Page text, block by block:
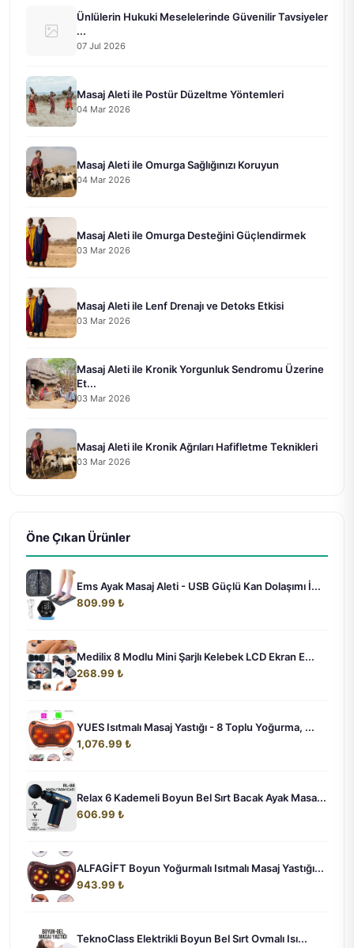
Ünlülerin Hukuki Meselelerinde Güvenilir Tavsiyeler
...
07 Jul 2026
Masaj Aleti ile Postür Düzeltme Yöntemleri
04 Mar 2026
Masaj Aleti ile Omurga Sağlığınızı Koruyun
04 Mar 2026
Masaj Aleti ile Omurga Desteğini Güçlendirmek
03 Mar 2026
Masaj Aleti ile Lenf Drenajı ve Detoks Etkisi
03 Mar 2026
Masaj Aleti ile Kronik Yorgunluk Sendromu Üzerine
Et...
03 Mar 2026
Masaj Aleti ile Kronik Ağrıları Hafifletme Teknikleri
03 Mar 2026
Öne Çıkan Ürünler
Ems Ayak Masaj Aleti - USB Güçlü Kan Dolaşımı İ...
809.99 ₺
Medilix 8 Modlu Mini Şarjlı Kelebek LCD Ekran E...
268.99 ₺
YUES Isıtmalı Masaj Yastığı - 8 Toplu Yoğurma, ...
1,076.99 ₺
Relax 6 Kademeli Boyun Bel Sırt Bacak Ayak Masa...
606.99 ₺
ALFAGİFT Boyun Yoğurmalı Isıtmalı Masaj Yastığı...
943.99 ₺
TeknoClass Elektrikli Boyun Bel Sırt Ovmalı Isı...